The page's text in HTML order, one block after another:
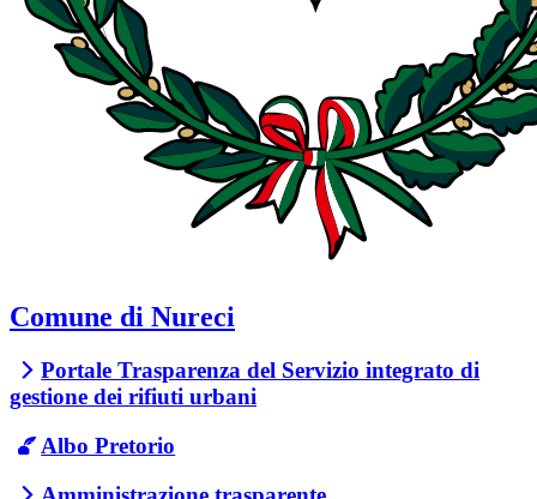
Comune di Nureci
Portale Trasparenza del Servizio integrato di
gestione dei rifiuti urbani
Albo Pretorio